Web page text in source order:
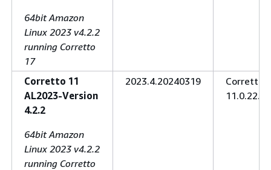
64bit Amazon
Linux 2023 v4.2.2
running Corretto
17
Corretto 11
AL2023-Version
4.2.2
64bit Amazon
Linux 2023 v4.2.2
running Corretto
2023.4.20240319
Corretto